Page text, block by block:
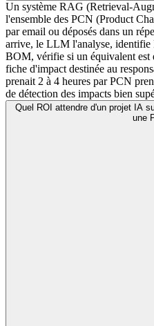
Un système RAG (Retrieval-
l'ensemble des PCN (Product
par email ou déposés dans un
arrive, le LLM l'analyse, identifie
BOM, vérifie si un équivalent est
fiche d'impact destinée au
prenait 2 à 4 heures par PCN
de détection des impacts bien
Quel ROI attendre d'un projet IA
une